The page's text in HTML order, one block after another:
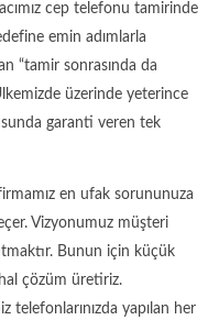
cep telefonu tamirinde
emin adımlarla
“tamir sonrasında da
üzerinde yeterince
garanti veren tek
en ufak sorununuza
Vizyonumuz müşteri
Bunun için küçük
çözüm üretiriz.
telefonlarınızda yapılan her